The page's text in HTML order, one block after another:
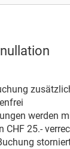
werden
CHF 25.-